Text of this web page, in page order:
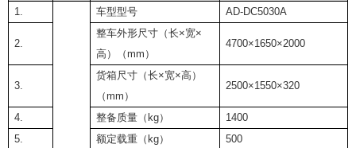
1.
车型型号 AD-DC5030A
2.
整车外形尺寸（长×宽×
高）（mm）
4700×1650×2000
3.
货箱尺寸（长×宽×高）
（mm）
2500×1550×320
4. 整备质量（kg）
1400
5.
额定载重（kg）
500